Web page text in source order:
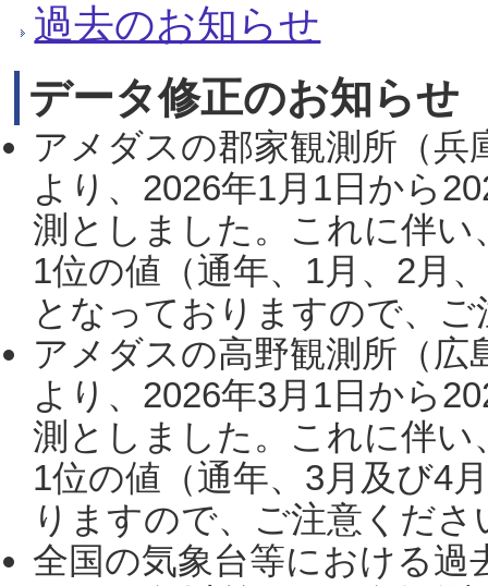
過去のお知らせ
データ修正のお知らせ
アメダスの郡家観測所（
より、2026年1月1日から
測としました。これに伴い
1位の値（通年、1月、2月
となっておりますので、
アメダスの高野観測所（
より、2026年3月1日から
測としました。これに伴い
1位の値（通年、3月及び4
りますので、ご注意くだ
全国の気象台等における過